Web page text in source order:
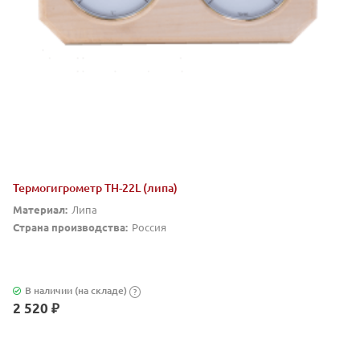
Термогигрометр TH-22L (липа)
Материал: Липа
Страна производства: Россия
В наличии (на складе) ?
2 520 ₽